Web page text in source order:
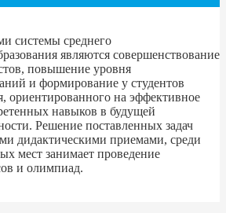
системы среднего
являются совершенствование
повышение уровня
и формирование у студентов
ориентированного на эффективное
навыков в будущей
Решение поставленных задач
дидактическими приемами, среди
мест занимает проведение
и олимпиад.